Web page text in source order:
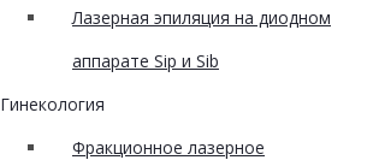
Лазерная эпиляция на диодном
аппарате Sip и Sib
Гинекология
Фракционное лазерное